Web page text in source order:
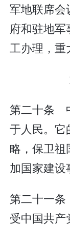
军地联席会
府和驻地
工办理，重
第二十条
于人民。它
略，保卫
加国家建设
第二十一
受中国共